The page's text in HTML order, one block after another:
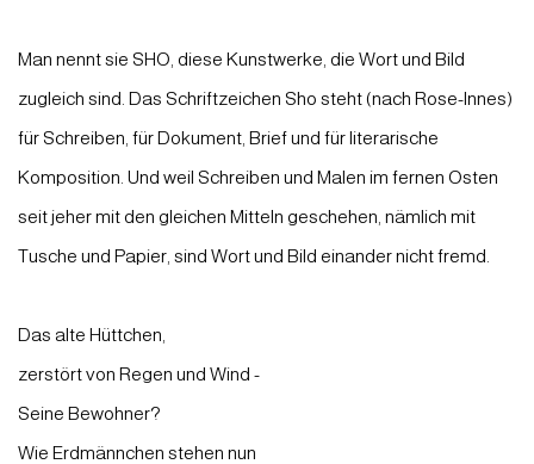
Man nennt sie SHO, diese Kunstwerke, die Wort und Bild
zugleich sind. Das Schriftzeichen Sho steht (nach Rose-Innes)
für Schreiben, für Dokument, Brief und für literarische
Komposition. Und weil Schreiben und Malen im fernen Osten
seit jeher mit den gleichen Mitteln geschehen, nämlich mit
Tusche und Papier, sind Wort und Bild einander nicht fremd.
Das alte Hüttchen,
zerstört von Regen und Wind -
Seine Bewohner?
Wie Erdmännchen stehen nun